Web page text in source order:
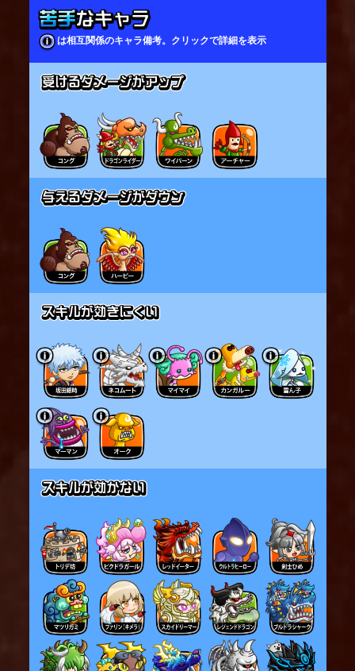
は相互関係のキャラ備考。クリックで詳細を表示